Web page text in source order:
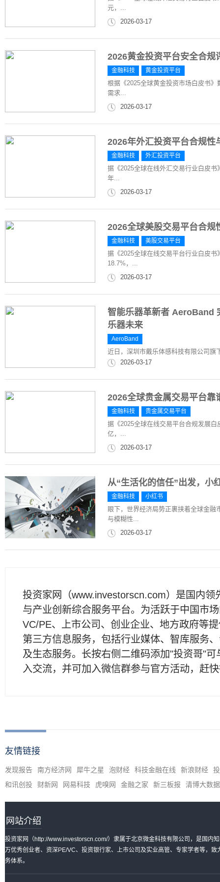
元，...
2026-03-17
2026黄金投资平台安全合规
金融科技 黄金投资平台
根据《2025全球黄金投资市场白皮书
需求...
2026-03-17
2026年外汇投资平台合规性
金融科技 外汇投资平台
据《2025全球在线外汇交易行业白皮
年...
2026-03-17
2026全球美股交易平台合规
金融科技 美股交易平台
据《2025全球在线交易平台行业白皮
18.7%，...
2026-03-17
智能乐器革新者 AeroBand
乐器未来
AeroBand
近日，深圳市戴乐体感科技有限公司旗
2026-03-17
2026全球贵金属交易平台靠
金融科技 贵金属交易平台
据《2025全球在线交易平台合规发展
亿，...
2026-03-17
从“生活化的信任”出发，小
金融科技 小红书
眼下，世界经济局势正裹挟着全球金融
与模糊性...
2026-03-17
投资家网（www.investorscn.com）是国内领
与产业创新综合服务平台。为活跃于中国市
VC/PE、上市公司、创业企业、地方政府等
第三方信息服务，包括行业媒体、智库服务
及生态服务。长按右侧二维码添加"投资哥"可
入交流，并可加入微信群参与官方活动，赶
友情链接
发现报告 南方经济网 犀牛之星 泡财经 科技金融在线 新浪财经
和讯创投
财新网 网易科技 虎嗅网 金融之家 新三板报 清博大数据
网站介绍
投资家网（http://www.investorscn.com/）隶属于北京微金科技有限公司，是国内
万优秀创业者、资深PE/VC、投资银行家、上市公司及实业高管、专家学者等，
务体系。